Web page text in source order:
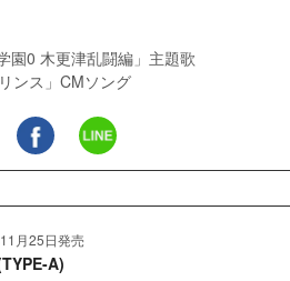
園0 木更津乱闘編」主題歌
ンス」CMソング
月25日発売
A)